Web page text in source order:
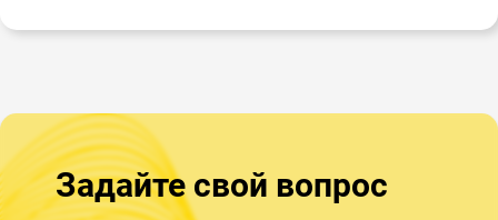
Задайте свой вопрос